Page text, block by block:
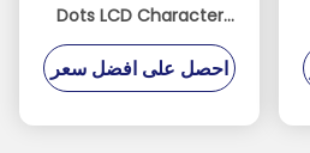
Dots LCD Character
Module
احصل على افضل سعر